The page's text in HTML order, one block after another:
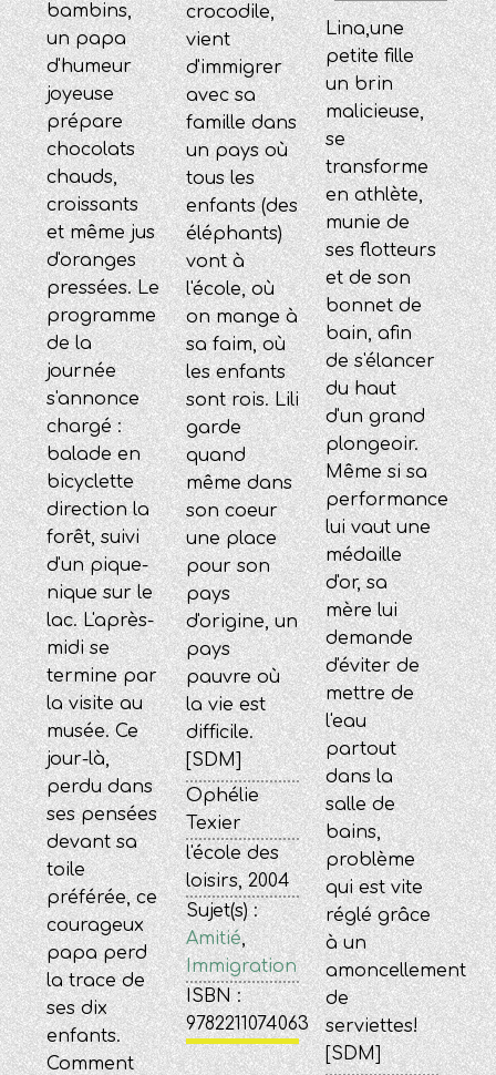
bambins,
un papa
d'humeur
joyeuse
prépare
chocolats
chauds,
croissants
et même jus
d'oranges
pressées. Le
programme
de la
journée
s'annonce
chargé :
balade en
bicyclette
direction la
forêt, suivi
d'un pique-
nique sur le
lac. L'après-
midi se
termine par
la visite au
musée. Ce
jour-là,
perdu dans
ses pensées
devant sa
toile
préférée, ce
courageux
papa perd
la trace de
ses dix
enfants.
Comment
crocodile,
vient
d'immigrer
avec sa
famille dans
un pays où
tous les
enfants (des
éléphants)
vont à
l'école, où
on mange à
sa faim, où
les enfants
sont rois. Lili
garde
quand
même dans
son coeur
une place
pour son
pays
d'origine, un
pays
pauvre où
la vie est
difficile.
[SDM]
Ophélie
Texier
l'école des
loisirs, 2004
Sujet(s) :
Amitié,
Immigration
ISBN :
9782211074063
Lina,une
petite fille
un brin
malicieuse,
se
transforme
en athlète,
munie de
ses flotteurs
et de son
bonnet de
bain, afin
de s'élancer
du haut
d'un grand
plongeoir.
Même si sa
performance
lui vaut une
médaille
d'or, sa
mère lui
demande
d'éviter de
mettre de
l'eau
partout
dans la
salle de
bains,
problème
qui est vite
réglé grâce
à un
amoncellement
de
serviettes!
[SDM]